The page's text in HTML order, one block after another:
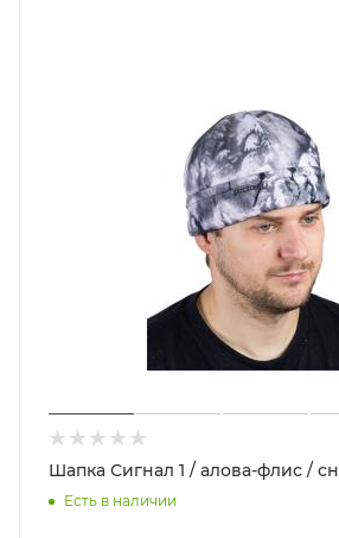
Шапка Сигнал 1 / алова-флис /
Есть в наличии